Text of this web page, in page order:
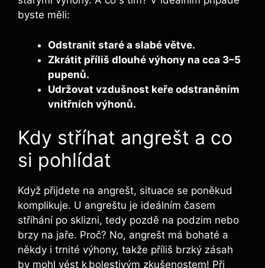
byste měli:
Odstranit staré a slabé větve.
Zkrátit příliš dlouhé výhony na cca 3–5
pupenů.
Udržovat vzdušnost keře odstraněním
vnitřních výhonů.
Kdy stříhat angrešt a co
si pohlídat
Když přijdete na angrešt, situace se poněkud
komplikuje. U angreštu je ideálním časem
stříhání po sklizni, tedy pozdě na podzim nebo
brzy na jaře. Proč? No, angrešt má bohaté a
někdy i trnité výhony, takže příliš brzký zásah
by mohl vést k bolestivým zkušenostem! Při